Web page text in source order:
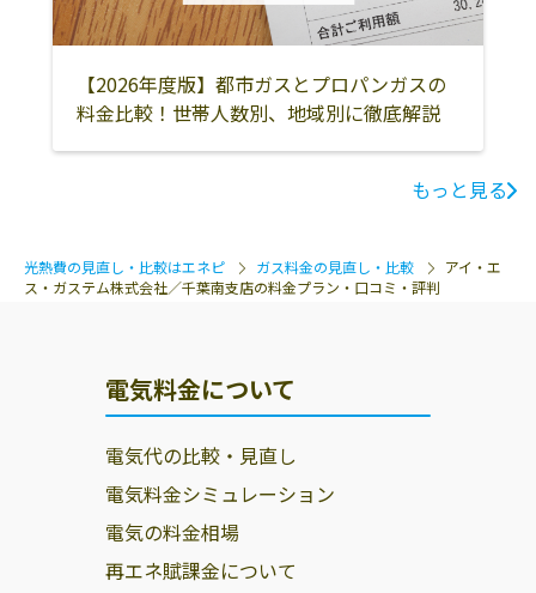
【2026年度版】都市ガスとプロパンガスの
料金比較！世帯人数別、地域別に徹底解説
もっと見る
光熱費の見直し・比較はエネピ ガス料金の見直し・比較
アイ・エ
ス・ガステム株式会社／千葉南支店の料金プラン・口コミ・評判
電気料金について
電気代の比較・見直し
電気料金シミュレーション
電気の料金相場
再エネ賦課金について